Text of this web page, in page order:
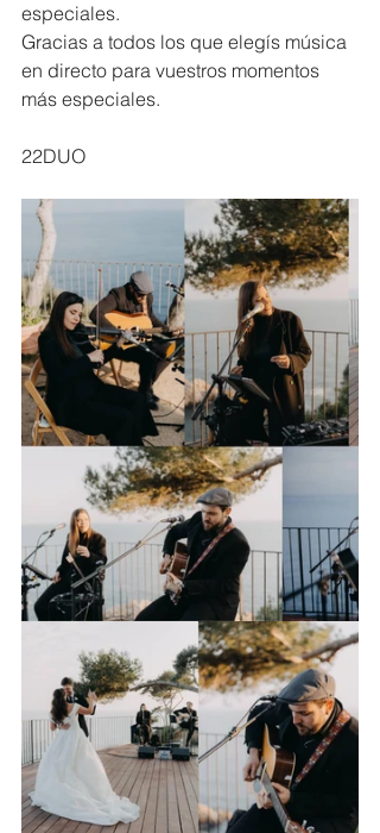
especiales.
Gracias a todos los que elegís música
en directo para vuestros momentos
más especiales.
22DUO